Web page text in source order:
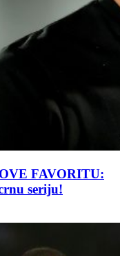
FAVORITU:
seriju!